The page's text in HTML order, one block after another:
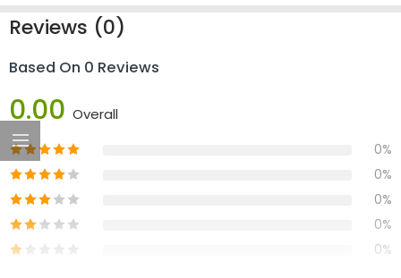
Reviews (0)
Based On 0 Reviews
0.00 Overall
0%
0%
0%
0%
0%